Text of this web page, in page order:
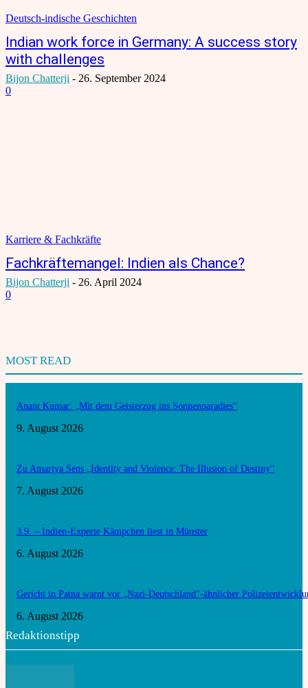
Deutsch-indische Geschichten
Indian work force in Germany: A success story
with challenges
Bijon Chatterji - 26. September 2024
0
Karriere & Fachkräfte
Fachkräftemangel: Indien als Chance?
Bijon Chatterji - 26. April 2024
0
MOST READ
Anant Kumar: „Mit dem Geisterzug ins Sonnenparadies“
9. August 2026
Zu Amartya Sens „Identity and Violence: The Illusion of Destiny“
7. August 2026
3.9. – Indien-Experte Kämpchen liest in Münster
6. August 2026
Gericht in Patna warnt vor „Nazi-Deutschland“-ähnlicher
6. August 2026
Redaktionstipp